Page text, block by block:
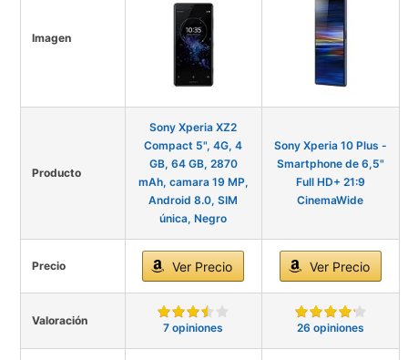
Imagen
Producto
Sony Xperia XZ2
Compact 5", 4G, 4
GB, 64 GB, 2870
mAh, camara 19 MP,
Android 8.0, SIM
única, Negro
Sony Xperia 10 Plus -
Smartphone de 6,5"
Full HD+ 21:9
CinemaWide
Precio Ver Precio Ver Precio
Valoración
7 opiniones 26 opiniones